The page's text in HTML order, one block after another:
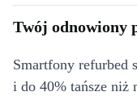
Twój odnowiony
Smartfony refurbed
i do 40% tańsze niż